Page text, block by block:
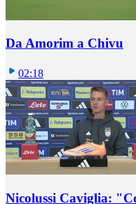
Da Amorim a Chivu
02:18
Nicolussi Caviglia: